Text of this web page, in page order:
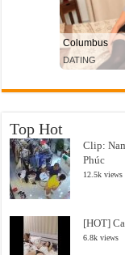
Top Hot
Clip:
Phúc
12.5k views
[HOT]
6.8k views